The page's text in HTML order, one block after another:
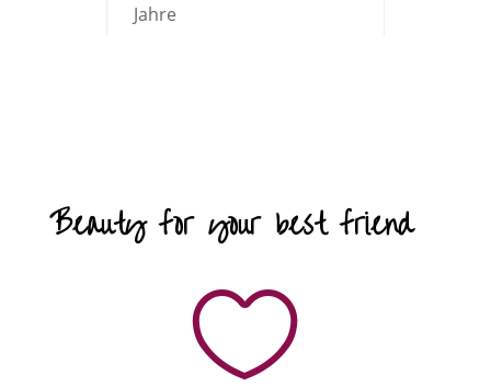
Jahre
Beauty for your best friend
